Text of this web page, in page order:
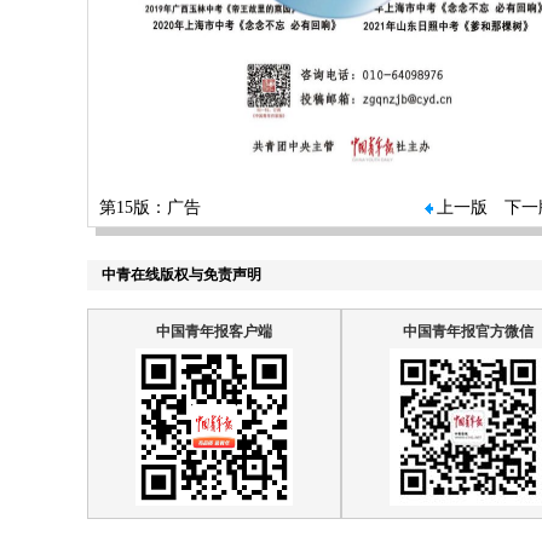
第15版：广告 上一版 下一
中青在线版权与免责声明
中国青年报客户端 中国青年报官方微信